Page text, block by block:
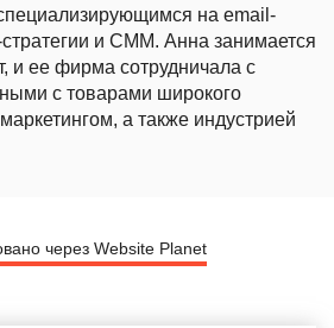
на email-
стратегии и СММ. Анна занимается
и ее фирма сотрудничала с
с товарами широкого
а также индустрией
через Website Planet